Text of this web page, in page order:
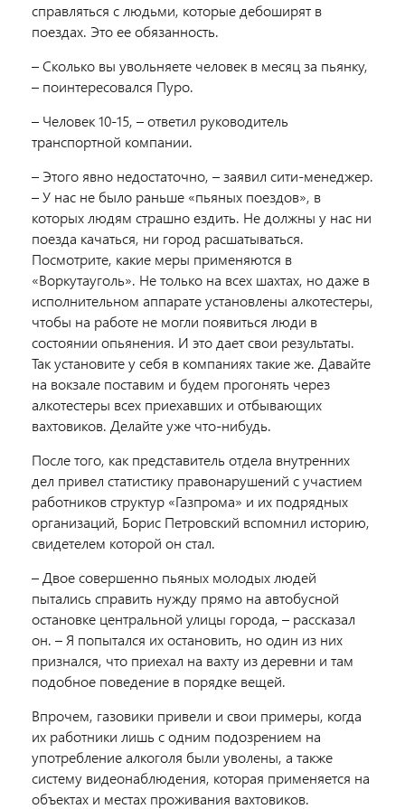
справляться с людьми, которые дебоширят в
поездах. Это ее обязанность.
– Сколько вы увольняете человек в месяц за пьянку,
– поинтересовался Пуро.
– Человек 10-15, – ответил руководитель
транспортной компании.
– Этого явно недостаточно, – заявил сити-менеджер.
– У нас не было раньше «пьяных поездов», в
которых людям страшно ездить. Не должны у нас ни
поезда качаться, ни город расшатываться.
Посмотрите, какие меры применяются в
«Воркутауголь». Не только на всех шахтах, но даже в
исполнительном аппарате установлены алкотестеры,
чтобы на работе не могли появиться люди в
состоянии опьянения. И это дает свои результаты.
Так установите у себя в компаниях такие же. Давайте
на вокзале поставим и будем прогонять через
алкотестеры всех приехавших и отбывающих
вахтовиков. Делайте уже что-нибудь.
После того, как представитель отдела внутренних
дел привел статистику правонарушений с участием
работников структур «Газпрома» и их подрядных
организаций, Борис Петровский вспомнил историю,
свидетелем которой он стал.
– Двое совершенно пьяных молодых людей
пытались справить нужду прямо на автобусной
остановке центральной улицы города, – рассказал
он. – Я попытался их остановить, но один из них
признался, что приехал на вахту из деревни и там
подобное поведение в порядке вещей.
Впрочем, газовики привели и свои примеры, когда
их работники лишь с одним подозрением на
употребление алкоголя были уволены, а также
систему видеонаблюдения, которая применяется на
объектах и местах проживания вахтовиков.